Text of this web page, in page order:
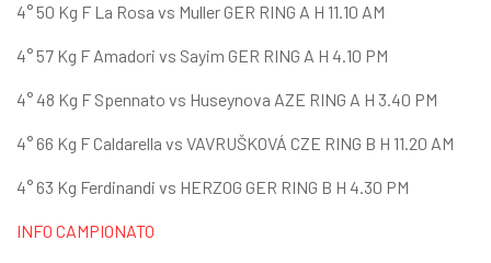
4° 50 Kg F La Rosa vs Muller GER RING A H 11.10 AM
4° 57 Kg F Amadori vs Sayim GER RING A H 4.10 PM
4° 48 Kg F Spennato vs Huseynova AZE RING A H 3.40 PM
4° 66 Kg F Caldarella vs VAVRUŠKOVÁ CZE RING B H 11.20 AM
4° 63 Kg Ferdinandi vs HERZOG GER RING B H 4.30 PM
INFO CAMPIONATO